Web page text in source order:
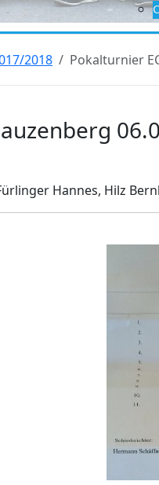
2018 Pokalturnier
Hannes, Hilz